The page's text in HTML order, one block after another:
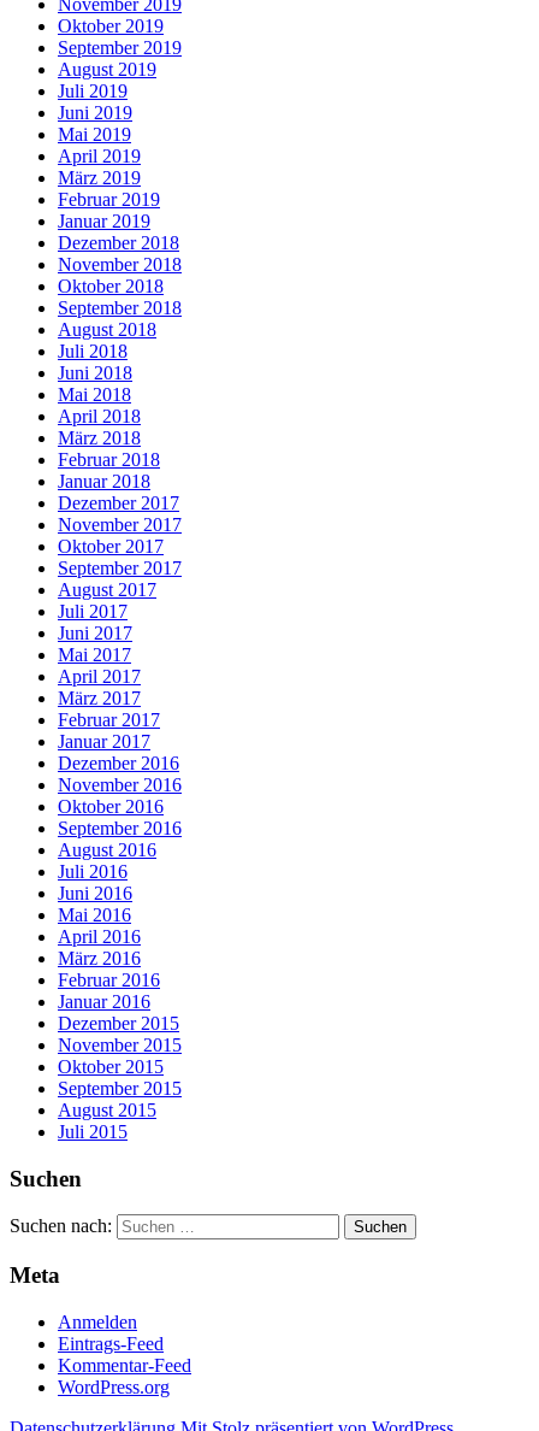
Oktober 2019
September 2019
August 2019
Juli 2019
Juni 2019
Mai 2019
April 2019
März 2019
Februar 2019
Januar 2019
Dezember 2018
November 2018
Oktober 2018
September 2018
August 2018
Juli 2018
Juni 2018
Mai 2018
April 2018
März 2018
Februar 2018
Januar 2018
Dezember 2017
November 2017
Oktober 2017
September 2017
August 2017
Juli 2017
Juni 2017
Mai 2017
April 2017
März 2017
Februar 2017
Januar 2017
Dezember 2016
November 2016
Oktober 2016
September 2016
August 2016
Juli 2016
Juni 2016
Mai 2016
April 2016
März 2016
Februar 2016
Januar 2016
Dezember 2015
November 2015
Oktober 2015
September 2015
August 2015
Juli 2015
Suchen
Suchen nach:
Meta
Anmelden
Eintrags-Feed
Kommentar-Feed
WordPress.org